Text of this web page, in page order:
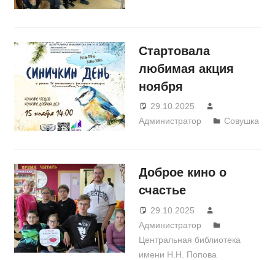
Стартовала
любимая акция
ноября
29.10.2025
Администратор
Совушка
Доброе кино о
счастье
29.10.2025
Администратор
Центральная библиотека
имени Н.Н. Попова